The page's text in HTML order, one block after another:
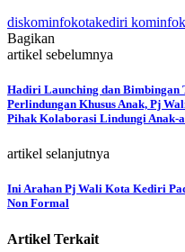
diskominfokotakediri
Bagikan
artikel sebelumnya
Hadiri Launching dan Bimbingan
Perlindungan Khusus Anak, Pj
Pihak Kolaborasi Lindungi Anak-
artikel selanjutnya
Ini Arahan Pj Wali Kota Kediri
Non Formal
Artikel Terkait